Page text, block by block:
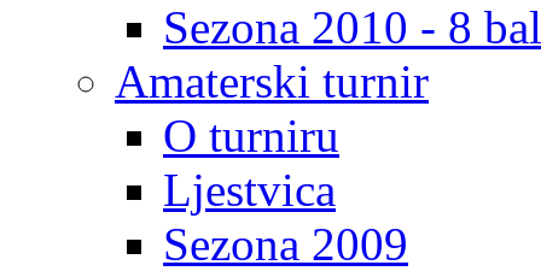
Sezona 2010 - 8
Amaterski turnir
O turniru
Ljestvica
Sezona 2009